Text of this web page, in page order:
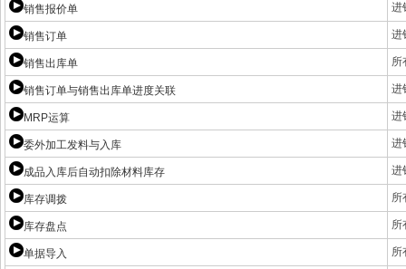
销售报价单 进
销售订单 进
销售出库单 所
销售订单与销售出库单进度关联 进
MRP运算 进
委外加工发料与入库 进
成品入库后自动扣除材料库存 进
库存调拨 所
库存盘点 所
单据导入 所